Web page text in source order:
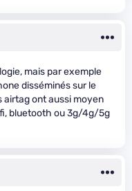
mais par exemple
disséminés sur le
airtag ont aussi moyen
bluetooth ou 3g/4g/5g